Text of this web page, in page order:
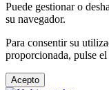
Puede gestionar o
su navegador.
Para consentir su
proporcionada, pulse
Acepto